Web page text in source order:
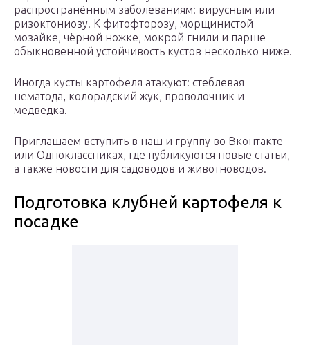
распространённым заболеваниям: вирусным или
ризоктониозу. К фитофторозу, морщинистой
мозайке, чёрной ножке, мокрой гнили и парше
обыкновенной устойчивость кустов несколько ниже.
Иногда кусты картофеля атакуют: стеблевая
нематода, колорадский жук, проволочник и
медведка.
Приглашаем вступить в наш и группу во Вконтакте
или Одноклассниках, где публикуются новые статьи,
а также новости для садоводов и животноводов.
Подготовка клубней картофеля к
посадке